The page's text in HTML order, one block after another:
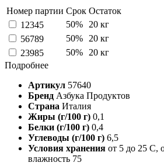
Номер партии Срок Остаток
12345
50%
20 кг
56789
50%
20 кг
23985
50%
20 кг
Подробнее
Артикул 57640
Бренд Азбука Продуктов
Страна Италия
Жиры (г/100 г) 0,1
Белки (г/100 г) 0,4
Углеводы (г/100 г) 6,5
Условия хранения от 5 до 25 С,
влажность 75